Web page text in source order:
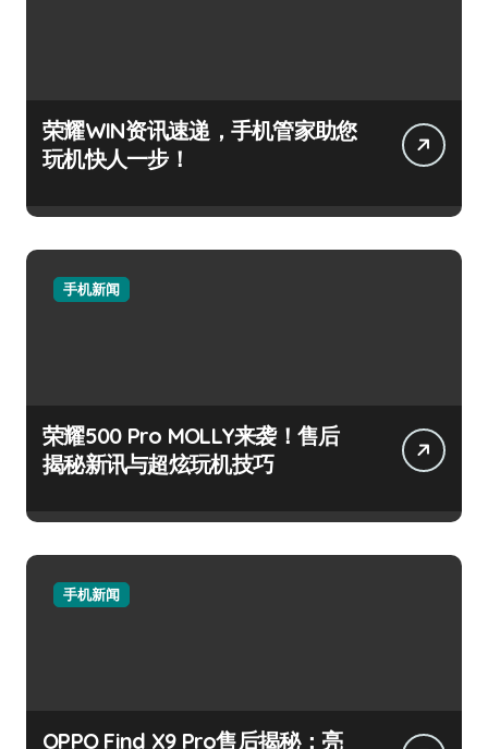
荣耀WIN资讯速递，手机管家助您
玩机快人一步！
手机新闻
荣耀500 Pro MOLLY来袭！售后
揭秘新讯与超炫玩机技巧
手机新闻
OPPO Find X9 Pro售后揭秘：亮